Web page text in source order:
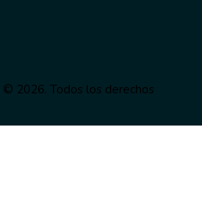
© 2026. Todos los derechos